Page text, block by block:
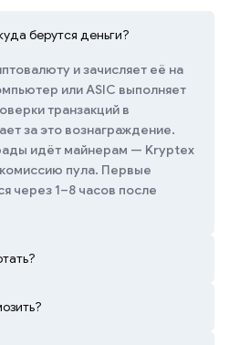
берутся деньги?
и зачисляет её на
или ASIC выполняет
транзакций в
за это вознаграждение.
идёт майнерам — Kryptex
пула. Первые
через 1–8 часов после